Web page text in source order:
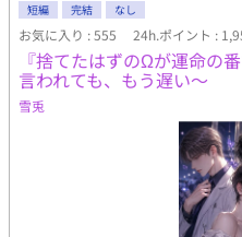
短編 完結 なし
お気に入り : 555 24h.ポイント :
『捨てたはずのΩが運命の
言われても、もう遅い～
雪兎